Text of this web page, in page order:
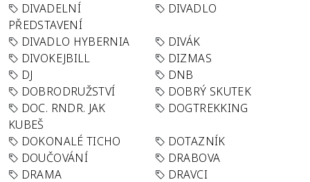
DIVADELNÍ
PŘEDSTAVENÍ
DIVADLO
DIVADLO HYBERNIA
DIVÁK
DIVOKEJBILL
DIZMAS
DJ
DNB
DOBRODRUŽSTVÍ
DOBRÝ SKUTEK
DOC. RNDR. JAK
KUBEŠ
DOGTREKKING
DOKONALÉ TICHO
DOTAZNÍK
DOUČOVÁNÍ
DRABOVA
DRAMA
DRAVCI